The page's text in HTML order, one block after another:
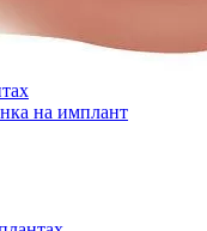
на имплант